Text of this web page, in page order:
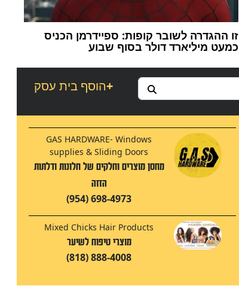
זו ההגדרה לשובר קופות: ספיידרמן הכניס
כמעט מיליארד דולר בסוף שבוע
הוסף בית עסק+
GAS HARDWARE- Windows
supplies & Sliding Doors
מחסן מוצרים וחלקים של חלונות ודלתות
הזזה
(954) 698-4973
Mixed Chicks Hair Products
מוצרי טיפוח לשיער
(818) 888-4008